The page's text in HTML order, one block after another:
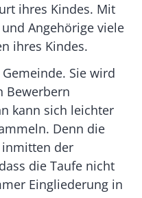
ihres Kindes. Mit
Angehörige viele
ihres Kindes.
Sie wird
Bewerbern
kann sich leichter
Denn die
inmitten der
die Taufe nicht
Eingliederung in